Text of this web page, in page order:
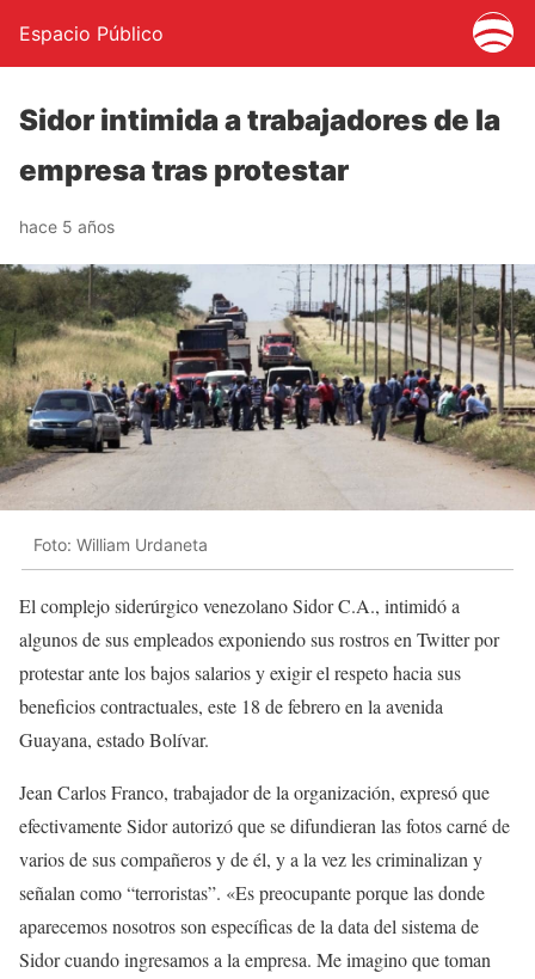
Espacio Público
Sidor intimida a trabajadores de la
empresa tras protestar
hace 5 años
Foto: William Urdaneta
El complejo siderúrgico venezolano Sidor C.A., intimidó a
algunos de sus empleados exponiendo sus rostros en Twitter por
protestar ante los bajos salarios y exigir el respeto hacia sus
beneficios contractuales, este 18 de febrero en la avenida
Guayana, estado Bolívar.
Jean Carlos Franco, trabajador de la organización, expresó que
efectivamente Sidor autorizó que se difundieran las fotos carné de
varios de sus compañeros y de él, y a la vez les criminalizan y
señalan como “terroristas”. «Es preocupante porque las donde
aparecemos nosotros son específicas de la data del sistema de
Sidor cuando ingresamos a la empresa. Me imagino que toman